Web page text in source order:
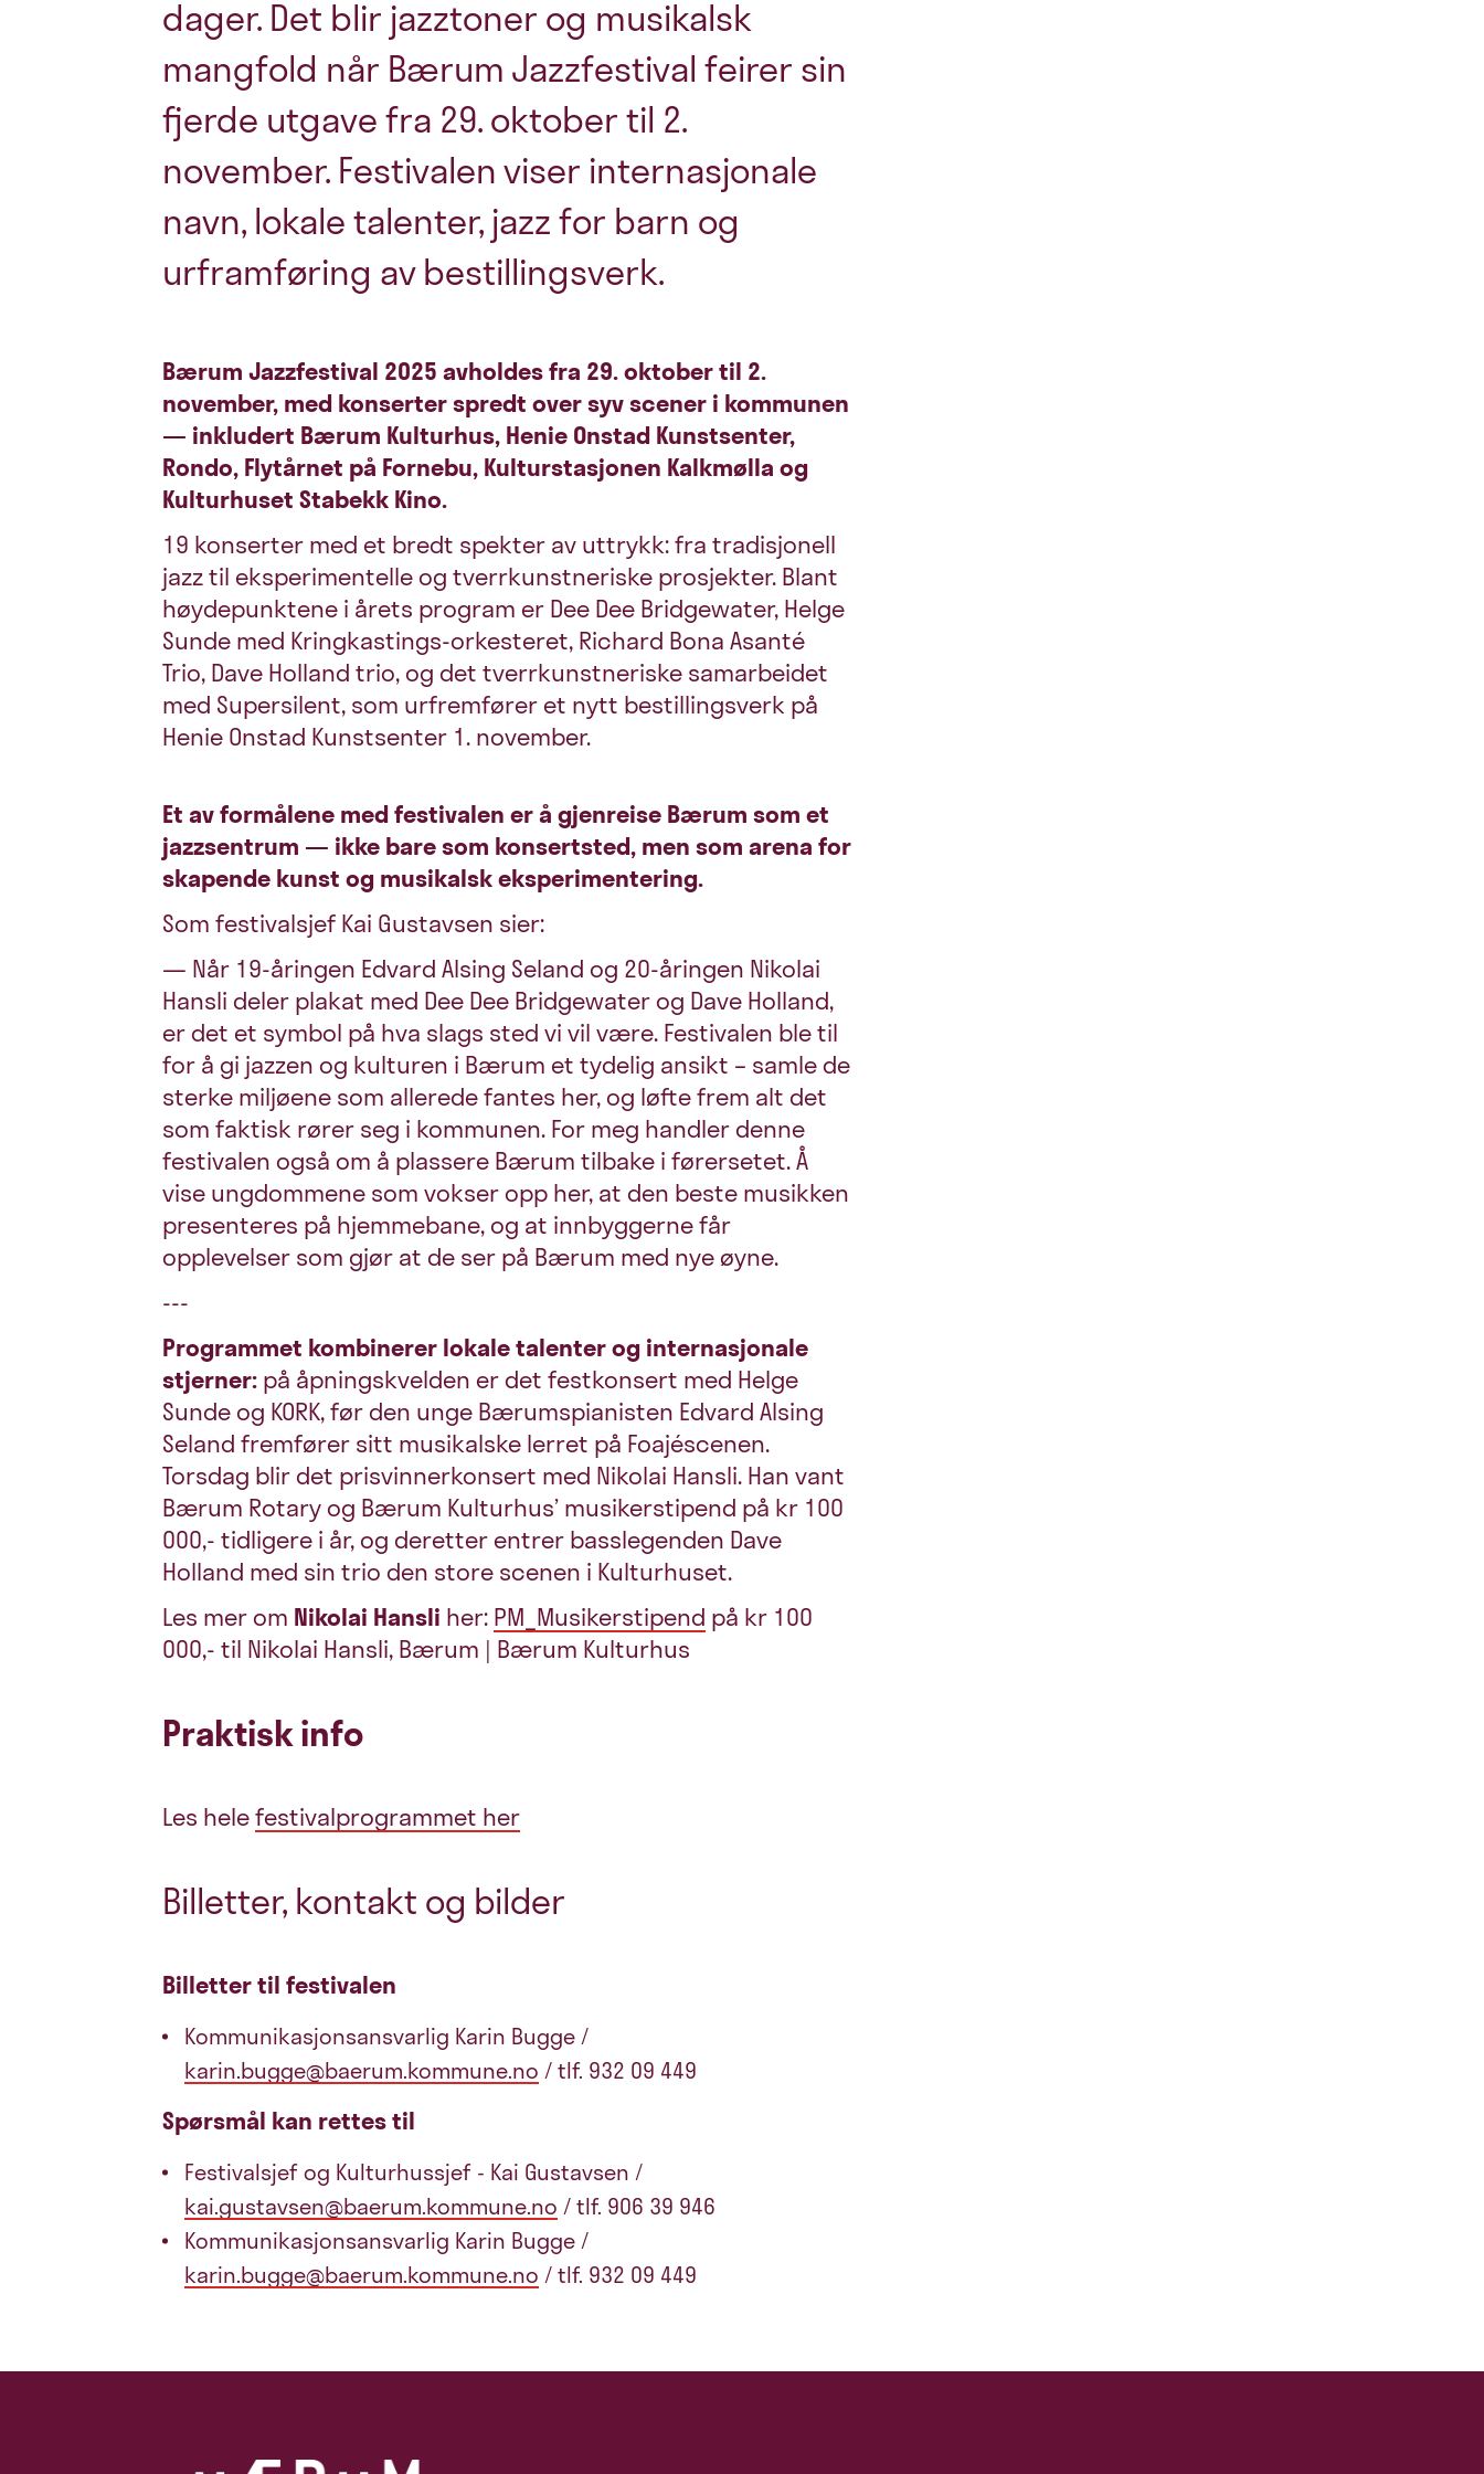
dager. Det blir jazztoner og musikalsk
mangfold når Bærum Jazzfestival feirer sin
fjerde utgave fra 29. oktober til 2.
november. Festivalen viser internasjonale
navn, lokale talenter, jazz for barn og
urframføring av bestillingsverk.
Bærum Jazzfestival 2025 avholdes fra 29. oktober til 2.
november, med konserter spredt over syv scener i kommunen
— inkludert Bærum Kulturhus, Henie Onstad Kunstsenter,
Rondo, Flytårnet på Fornebu, Kulturstasjonen Kalkmølla og
Kulturhuset Stabekk Kino.
19 konserter med et bredt spekter av uttrykk: fra tradisjonell
jazz til eksperimentelle og tverrkunstneriske prosjekter. Blant
høydepunktene i årets program er Dee Dee Bridgewater, Helge
Sunde med Kringkastings-orkesteret, Richard Bona Asanté
Trio, Dave Holland trio, og det tverrkunstneriske samarbeidet
med Supersilent, som urfremfører et nytt bestillingsverk på
Henie Onstad Kunstsenter 1. november.
Et av formålene med festivalen er å gjenreise Bærum som et
jazzsentrum — ikke bare som konsertsted, men som arena for
skapende kunst og musikalsk eksperimentering.
Som festivalsjef Kai Gustavsen sier:
— Når 19-åringen Edvard Alsing Seland og 20-åringen Nikolai
Hansli deler plakat med Dee Dee Bridgewater og Dave Holland,
er det et symbol på hva slags sted vi vil være. Festivalen ble til
for å gi jazzen og kulturen i Bærum et tydelig ansikt – samle de
sterke miljøene som allerede fantes her, og løfte frem alt det
som faktisk rører seg i kommunen. For meg handler denne
festivalen også om å plassere Bærum tilbake i førersetet. Å
vise ungdommene som vokser opp her, at den beste musikken
presenteres på hjemmebane, og at innbyggerne får
opplevelser som gjør at de ser på Bærum med nye øyne.
---
Programmet kombinerer lokale talenter og internasjonale
stjerner: på åpningskvelden er det festkonsert med Helge
Sunde og KORK, før den unge Bærumspianisten Edvard Alsing
Seland fremfører sitt musikalske lerret på Foajéscenen.
Torsdag blir det prisvinnerkonsert med Nikolai Hansli. Han vant
Bærum Rotary og Bærum Kulturhus’ musikerstipend på kr 100
000,- tidligere i år, og deretter entrer basslegenden Dave
Holland med sin trio den store scenen i Kulturhuset.
Les mer om Nikolai Hansli her: PM_Musikerstipend på kr 100
000,- til Nikolai Hansli, Bærum | Bærum Kulturhus
Praktisk info
Les helefestivalprogrammet her
Billetter, kontakt og bilder
Billetter til festivalen
Kommunikasjonsansvarlig Karin Bugge /
karin.bugge@baerum.kommune.no / tlf. 932 09 449
Spørsmål kan rettes til
Festivalsjef og Kulturhussjef - Kai Gustavsen /
kai.gustavsen@baerum.kommune.no / tlf. 906 39 946
Kommunikasjonsansvarlig Karin Bugge /
karin.bugge@baerum.kommune.no / tlf. 932 09 449